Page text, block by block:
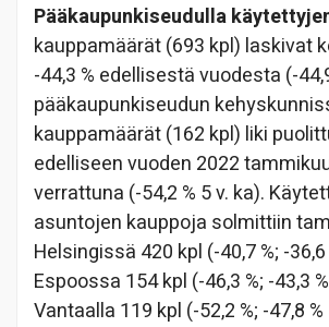
Pääkaupunkiseudulla
kauppamäärät (693 kpl) laskivat
-44,3 % edellisestä vuodesta (-
pääkaupunkiseudun
kauppamäärät (162 kpl) liki
edelliseen vuoden 2022
verrattuna (-54,2 % 5 v. ka).
asuntojen kauppoja solmittiin
Helsingissä 420 kpl (-40,7 %; -36,6
Espoossa 154 kpl (-46,3 %; -43,3
Vantaalla 119 kpl (-52,2 %; -47,8 %